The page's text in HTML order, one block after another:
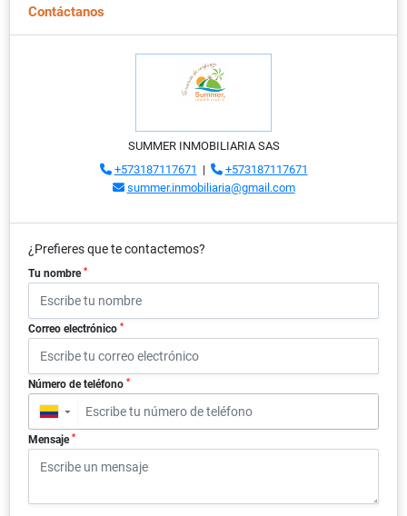
Contáctanos
SUMMER INMOBILIARIA SAS
+573187117671 |
+573187117671
summer.inmobiliaria@gmail.com
¿Prefieres que te contactemos?
Tu nombre *
Correo electrónico *
Número de teléfono *
▼
Mensaje *